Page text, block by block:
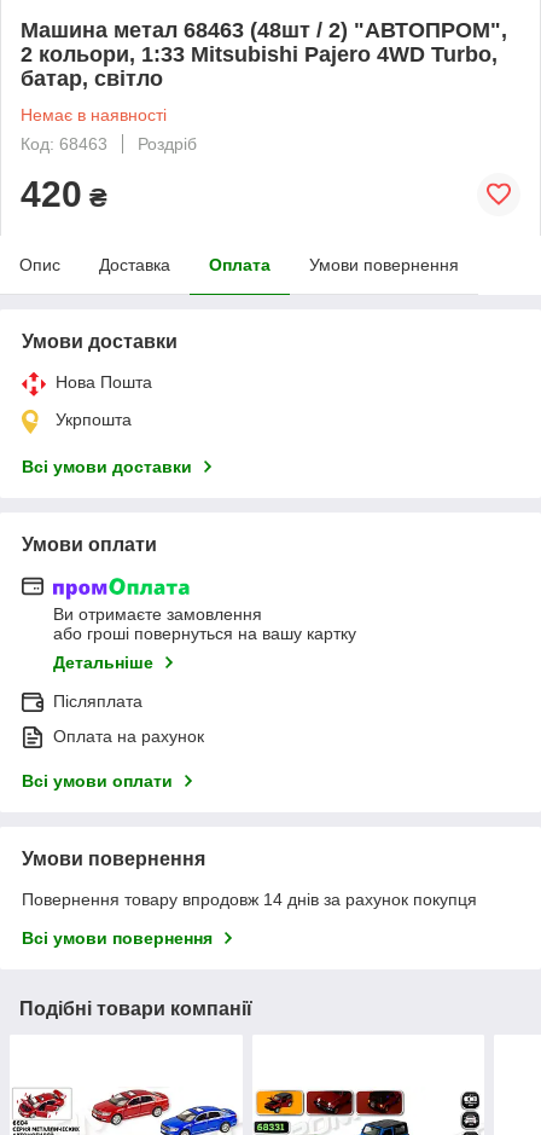
Машина метал 68463 (48шт / 2) "АВТОПРОМ",
2 кольори, 1:33 Mitsubishi Pajero 4WD Turbo,
батар, світло
Немає в наявності
Код: 68463
Роздріб
420 ₴
Опис Доставка Оплата Умови повернення
Умови доставки
Нова Пошта
Укрпошта
Всі умови доставки
Умови оплати
Ви отримаєте замовлення
або гроші повернуться на вашу картку
Детальніше
Післяплата
Оплата на рахунок
Всі умови оплати
Умови повернення
Повернення товару впродовж 14 днів за рахунок покупця
Всі умови повернення
Подібні товари компанії